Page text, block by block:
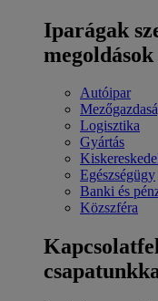
Iparágak
Autóipar
Logisztika
Gyártás
Egészségügy
Banki és
Közszféra